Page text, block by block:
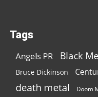
Tags
Angels PR Black
Bruce Dickinson
death metal Doom